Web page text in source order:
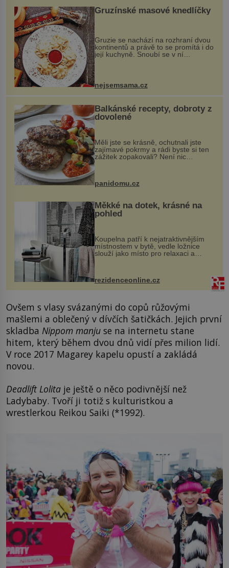
Gruzínské masové knedlíčky
Gruzie se nachází na rozhraní dvou
kontinentů a právě to se promítá i do
její kuchyně. Snoubí se v ní
evropské a asijské chutě a díky tomu
pokrmy, které rozhodně st...
nejsemsama.cz
Balkánské recepty, dobroty z
dovolené
Měli jste se krásně, ochutnali jste
zajímavé pokrmy a rádi byste si ten
zážitek zopakovali? Není nic
snazšího. Pljeskavica (10 porcí)
Možná jste ji ochutnali na dovolené v
panidomu.cz
Měkké na dotek, krásné na
pohled
Koupelna patří k nejatraktivnějším
místnostem v bytě, vedle ložnice
slouží jako místo pro relaxaci a
odpočinek. Koupelnový textil –
ručníky, osušky a koberečky –
mohou jako mávnutím kouzelného
proutku...
rezidenceonline.cz
Ovšem s vlasy svázanými do copů růžovými
mašlemi a oblečený v dívčích šatičkách. Jejich první
skladba Nippom manju se na internetu stane
hitem, který během dvou dnů vidí přes milion lidí.
V roce 2017 Magarey kapelu opustí a zakládá
novou.
Deadlift Lolita je ještě o něco podivnější než
Ladybaby. Tvoří ji totiž s kulturistkou a
wrestlerkou Reikou Saiki (*1992).